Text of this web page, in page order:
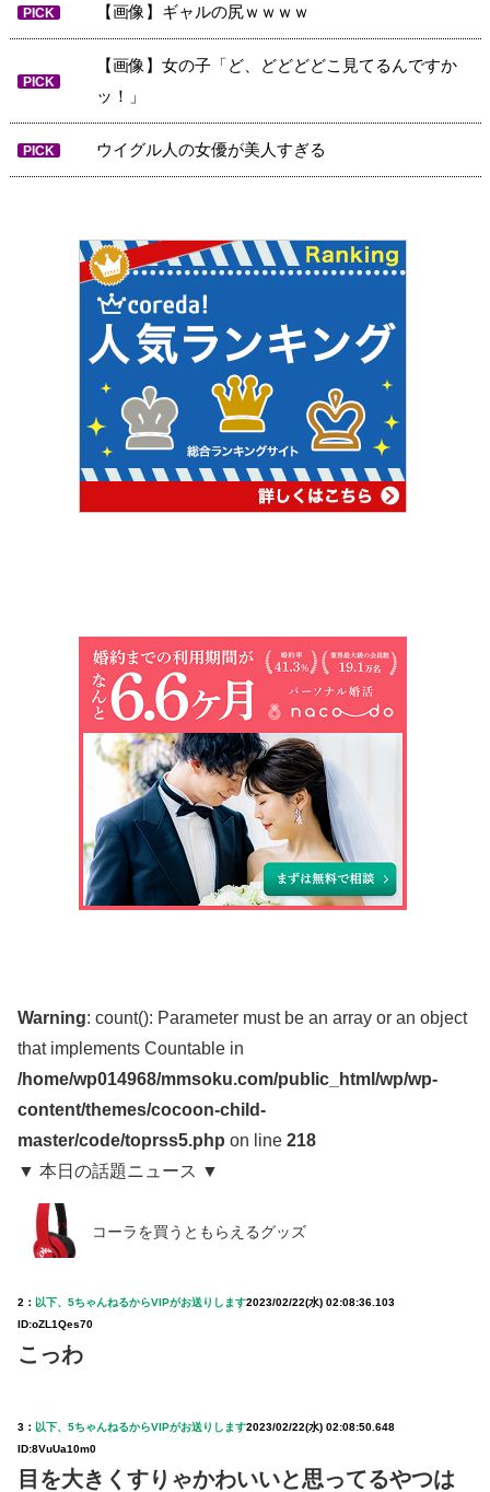
PICK 【画像】ギャルの尻ｗｗｗｗ
PICK
【画像】女の子「ど、どどどどこ見てるんですか
ッ！」
PICK ウイグル人の女優が美人すぎる
Warning: count(): Parameter must be an array or an object
that implements Countable in
/home/wp014968/mmsoku.com/public_html/wp/wp-
content/themes/cocoon-child-
master/code/toprss5.php on line 218
▼ 本日の話題ニュース ▼
コーラを買うともらえるグッズ
2： 以下、5ちゃんねるからVIPがお送りします2023/02/22(水) 02:08:36.103
ID:oZL1Qes70
こっわ
3： 以下、5ちゃんねるからVIPがお送りします2023/02/22(水) 02:08:50.648
ID:8VuUa10m0
目を大きくすりゃかわいいと思ってるやつは